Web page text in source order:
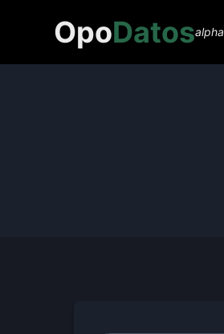
OpoDatosalpha